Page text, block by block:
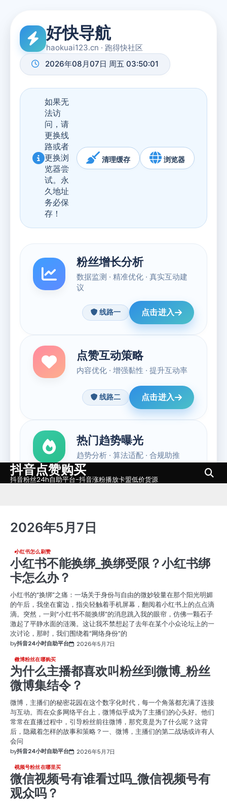
Skip抖音点赞购买
抖音粉丝24h自助平台-抖音涨粉播放卡盟低价货源
2026年5月7日
小红书怎么刷赞
小红书不能换绑_换绑受限？小红书绑
卡怎么办？
小红书的“换绑”之痛：一场关于身份与自由的微妙较量在那个阳光明媚
的午后，我坐在窗边，指尖轻触着手机屏幕，翻阅着小红书上的点点滴
滴。突然，一则“小红书不能换绑”的消息跳入我的眼帘，仿佛一颗石子
激起了平静水面的涟漪。这让我不禁想起了去年在某个小众论坛上的一
次讨论，那时，我们围绕着“网络身份”的
by抖音24小时自助平台 2026年5月7日
微博粉丝在哪购买
为什么主播都喜欢叫粉丝到微博_粉丝
微博集结令？
微博，主播们的秘密花园在这个数字化时代，每一个角落都充满了连接
与互动。而在众多网络平台上，微博似乎成为了主播们的心头好。他们
常常在直播过程中，引导粉丝前往微博，那究竟是为了什么呢？这背
后，隐藏着怎样的故事和策略？一、微博，主播们的第二战场或许有人
会问
by抖音24小时自助平台 2026年5月7日
视频号粉丝在哪里买
微信视频号有谁看过吗_微信视频号有
观众吗？